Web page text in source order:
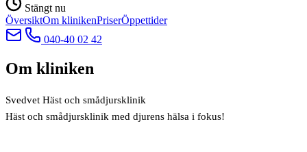
Stängt nu
ÖversiktOm klinikenPriserÖppettider
040-40 02 42
Om kliniken
Svedvet Häst och smådjursklinik
Häst och smådjursklinik med djurens hälsa i fokus!